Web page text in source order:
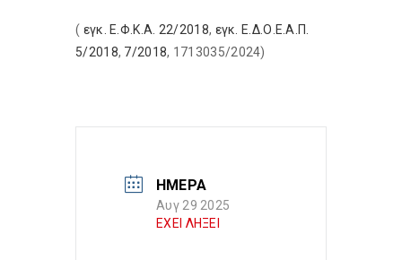
( εγκ. Ε.Φ.Κ.Α. 22/2018, εγκ. Ε.Δ.Ο.Ε.Α.Π.
5/2018, 7/2018, 1713035/2024)
ΗΜΕΡΑ
Αυγ 29 2025
ΕΧΕΙ ΛΗΞΕΙ